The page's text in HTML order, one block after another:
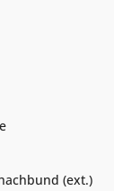
(ext.)